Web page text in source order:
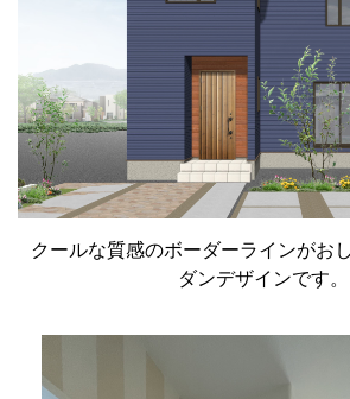
クールな質感のボーダーラインがお
ダンデザインです。